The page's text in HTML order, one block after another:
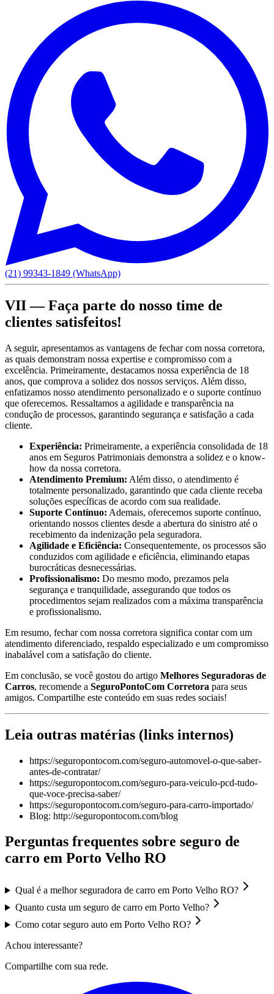
(21) 99343-1849 (WhatsApp)
VII — Faça parte do nosso time de
clientes satisfeitos!
A seguir, apresentamos as vantagens de fechar com nossa corretora,
as quais demonstram nossa expertise e compromisso com a
excelência. Primeiramente, destacamos nossa experiência de 18
anos, que comprova a solidez dos nossos serviços. Além disso,
enfatizamos nosso atendimento personalizado e o suporte contínuo
que oferecemos. Ressaltamos a agilidade e transparência na
condução de processos, garantindo segurança e satisfação a cada
cliente.
Experiência: Primeiramente, a experiência consolidada de 18
anos em Seguros Patrimoniais demonstra a solidez e o know-
how da nossa corretora.
Atendimento Premium: Além disso, o atendimento é
totalmente personalizado, garantindo que cada cliente receba
soluções específicas de acordo com sua realidade.
Suporte Contínuo: Ademais, oferecemos suporte contínuo,
orientando nossos clientes desde a abertura do sinistro até o
recebimento da indenização pela seguradora.
Agilidade e Eficiência: Consequentemente, os processos são
conduzidos com agilidade e eficiência, eliminando etapas
burocráticas desnecessárias.
Profissionalismo: Do mesmo modo, prezamos pela
segurança e tranquilidade, assegurando que todos os
procedimentos sejam realizados com a máxima transparência
e profissionalismo.
Em resumo, fechar com nossa corretora significa contar com um
atendimento diferenciado, respaldo especializado e um compromisso
inabalável com a satisfação do cliente.
Em conclusão, se você gostou do artigo Melhores Seguradoras de
Carros, recomende a SeguroPontoCom Corretora para seus
amigos. Compartilhe este conteúdo em suas redes sociais!
Leia outras matérias (links internos)
https://seguropontocom.com/seguro-automovel-o-que-saber-
antes-de-contratar/
https://seguropontocom.com/seguro-para-veiculo-pcd-tudo-
que-voce-precisa-saber/
https://seguropontocom.com/seguro-para-carro-importado/
Blog: http://seguropontocom.com/blog
Perguntas frequentes sobre seguro de
carro em Porto Velho RO
Qual é a melhor seguradora de carro em Porto Velho RO?
Quanto custa um seguro de carro em Porto Velho?
Como cotar seguro auto em Porto Velho RO?
Achou interessante?
Compartilhe com sua rede.